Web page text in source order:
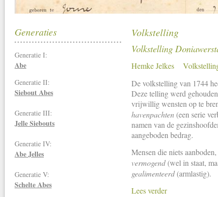
Volkstelling
Volkstelling
Hemke Jelkes
De volkstelling van 1744
Deze telling werd
vrijwillig wensten op te
havenpachten (een serie
namen van de
aangeboden bedrag.
Mensen die niets
vermogend(wel in staat,
gealimenteerd(armlastig).
Lees verder
Generaties
Generatie I:
Abe
Generatie II:
Siebout Abes
Generatie III:
Jelle Siebouts
Generatie IV:
Abe Jelles
Generatie V:
Schelte Abes